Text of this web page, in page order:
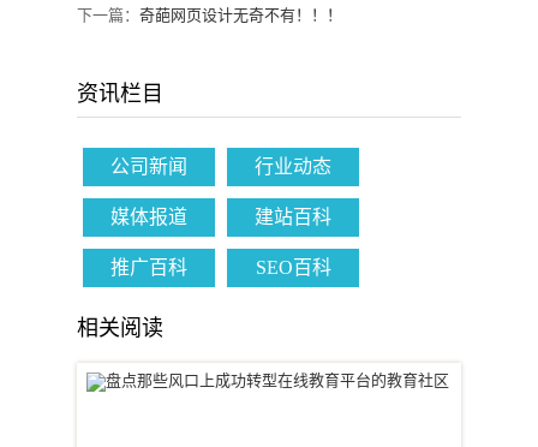
下一篇： 奇葩网页设计无奇不有！！！
资讯栏目
公司新闻 行业动态
媒体报道 建站百科
推广百科 SEO百科
相关阅读